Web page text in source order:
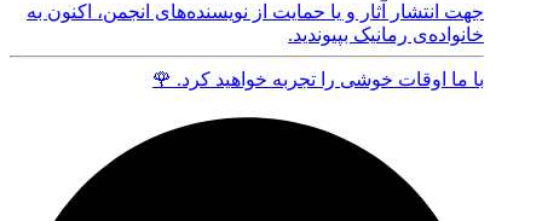
جهت انتشار آثار و یا حمایت از نویسنده‌های انجمن، اکنون به
خانواده‌ی رمانیک بپیوندید.
با ما اوقات خوشی را تجربه خواهید کرد. 🌹